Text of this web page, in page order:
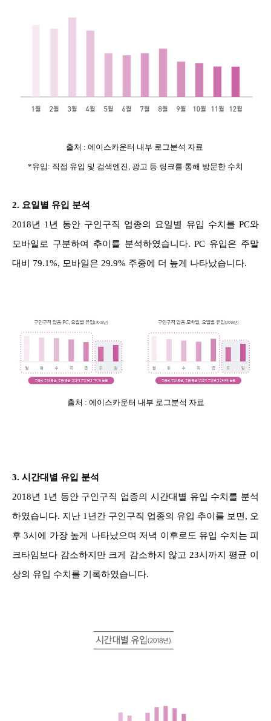
출처 : 에이스카운터 내부 로그분석 자료
*유입: 직접 유입 및 검색엔진, 광고 등 링크를 통해 방문한 수치
2. 요일별 유입 분석
2018년 1년 동안 구인구직 업종의 요일별 유입 수치를 PC와
모바일로 구분하여 추이를 분석하였습니다. PC 유입은 주말
대비 79.1%, 모바일은 29.9% 주중에 더 높게 나타났습니다.
출처 : 에이스카운터 내부 로그분석 자료
3. 시간대별 유입 분석
2018년 1년 동안 구인구직 업종의 시간대별 유입 수치를 분석
하였습니다. 지난 1년간 구인구직 업종의 유입 추이를 보면, 오
후 3시에 가장 높게 나타났으며 저녁 이후로도 유입 수치는 피
크타임보다 감소하지만 크게 감소하지 않고 23시까지 평균 이
상의 유입 수치를 기록하였습니다.